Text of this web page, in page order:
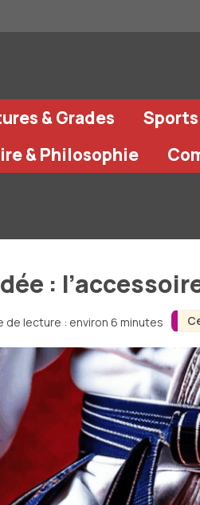
& Grades
& Philosophie
:
de lecture : environ 6 minutes